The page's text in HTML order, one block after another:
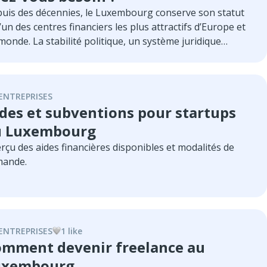
des décennies, le Luxembourg conserve son statut
des centres financiers les plus attractifs d’Europe et
La stabilité politique, un système juridique
la gestion d’actifs et la protection du capital.
tout entrepreneur ou investisseur envisageant
une société ici sera inévitablement confronté
de « domiciliation » et au rôle d’un « agent de
».
et subventions pour startups
Luxembourg
des aides financières disponibles et modalités de
1 like
devenir freelance au